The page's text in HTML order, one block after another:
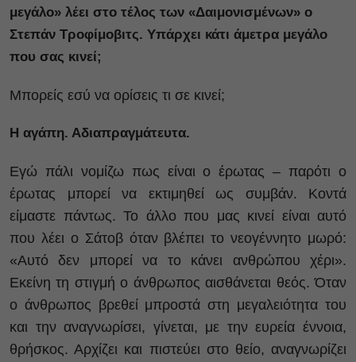
μεγάλο» λέει στο τέλος των «Δαιμονισμένων» ο
Στεπάν Τροφίμοβιτς. Υπάρχει κάτι άμετρα μεγάλο
που σας κινεί;
Μπορείς εσύ να ορίσεις τι σε κινεί;
Η αγάπη. Αδιαπραγμάτευτα.
Εγώ πάλι νομίζω πως είναι ο έρωτας – παρότι ο
έρωτας μπορεί να εκτιμηθεί ως συμβάν. Κοντά
είμαστε πάντως. Το άλλο που μας κινεί είναι αυτό
που λέει ο Σάτοβ όταν βλέπει το νεογέννητο μωρό:
«Αυτό δεν μπορεί να το κάνει ανθρώπου χέρι».
Εκείνη τη στιγμή ο άνθρωπος αισθάνεται θεός. Όταν
ο άνθρωπος βρεθεί μπροστά στη μεγαλειότητα του
και την αναγνωρίσει, γίνεται, με την ευρεία έννοια,
θρήσκος. Αρχίζει και πιστεύει στο θείο, αναγνωρίζει